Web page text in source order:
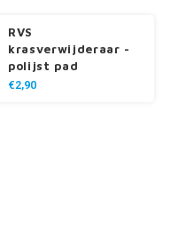
RVS
krasverwijderaar -
polijst pad
€2,90